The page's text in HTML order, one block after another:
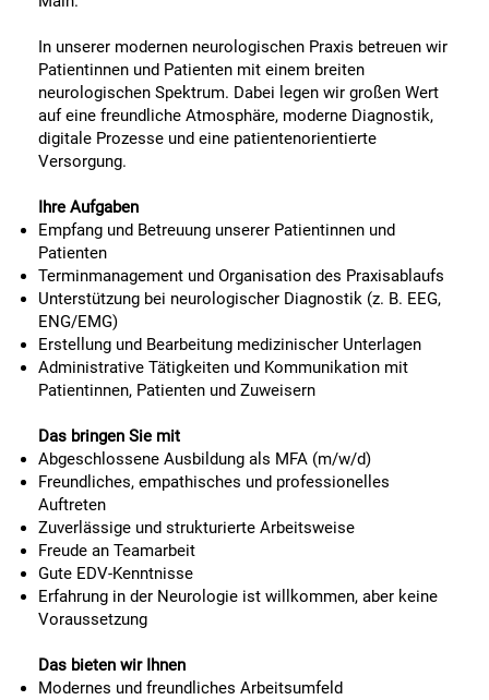
In unserer modernen neurologischen Praxis betreuen wir
Patientinnen und Patienten mit einem breiten
neurologischen Spektrum. Dabei legen wir großen Wert
auf eine freundliche Atmosphäre, moderne Diagnostik,
digitale Prozesse und eine patientenorientierte
Versorgung.
Ihre Aufgaben
Empfang und Betreuung unserer Patientinnen und
Patienten
Terminmanagement und Organisation des Praxisablaufs
Unterstützung bei neurologischer Diagnostik (z. B. EEG,
ENG/EMG)
Erstellung und Bearbeitung medizinischer Unterlagen
Administrative Tätigkeiten und Kommunikation mit
Patientinnen, Patienten und Zuweisern
Das bringen Sie mit
Abgeschlossene Ausbildung als MFA (m/w/d)
Freundliches, empathisches und professionelles
Auftreten
Zuverlässige und strukturierte Arbeitsweise
Freude an Teamarbeit
Gute EDV-Kenntnisse
Erfahrung in der Neurologie ist willkommen, aber keine
Voraussetzung
Das bieten wir Ihnen
Modernes und freundliches Arbeitsumfeld